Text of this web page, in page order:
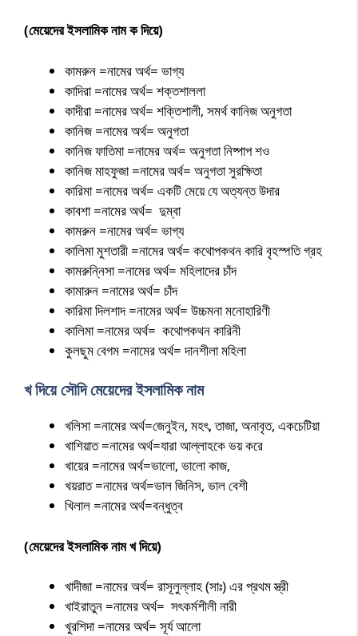
(মেয়েদের ইসলামিক নাম ক দিয়ে)
কামরুন =নামের অর্থ= ভাগ্য
কাদিরা =নামের অর্থ= শক্তশাললা
কাদীরা =নামের অর্থ= শক্তিশালী, সমর্থ কানিজ অনুগতা
কানিজ =নামের অর্থ= অনুগতা
কানিজ ফাতিমা =নামের অর্থ= অনুগতা নিষ্পাপ শও
কানিজ মাহফুজা =নামের অর্থ= অনুগতা সুরক্ষিতা
কারিমা =নামের অর্থ= একটি মেয়ে যে অত্যন্ত উদার
কাবশা =নামের অর্থ= দুম্বা
কামরুন =নামের অর্থ= ভাগ্য
কালিমা মুশতারী =নামের অর্থ= কথোপকথন কারি বৃহস্পতি গ্রহ
কামরুন্নিসা =নামের অর্থ= মহিলাদের চাঁদ
কামারুন =নামের অর্থ= চাঁদ
কারিমা দিলশাদ =নামের অর্থ= উচ্চমনা মনোহারিণী
কালিমা =নামের অর্থ= কথোপকথন কারিনী
কুলছুম বেগম =নামের অর্থ= দানশীলা মহিলা
খ দিয়ে সৌদি মেয়েদের ইসলামিক নাম
খলিসা =নামের অর্থ=জেনুইন, মহৎ, তাজা, অনাবৃত, একচেটিয়া
খাশিয়াত =নামের অর্থ=যারা আল্লাহকে ভয় করে
খায়ের =নামের অর্থ=ভালো, ভালো কাজ,
খয়রাত =নামের অর্থ=ভাল জিনিস, ভাল বেশী
খিলাল =নামের অর্থ=বন্ধুত্ব
(মেয়েদের ইসলামিক নাম খ দিয়ে)
খাদীজা =নামের অর্থ= রাসূলুল্লাহ (সাঃ) এর প্রথম স্ত্রী
খাইরাতুন =নামের অর্থ= সৎকর্মশীলী নারী
খুরশিদা =নামের অর্থ= সূর্য আলো